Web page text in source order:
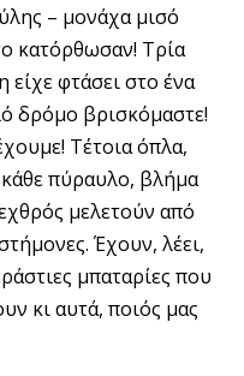
– μονάχα μισό
κατόρθωσαν! Τρία
φτάσει στο ένα
δρόμο βρισκόμαστε!
Τέτοια όπλα,
πύραυλο, βλήμα
μελετούν από
Έχουν, λέει,
μπαταρίες που
κι αυτά, ποιός μας